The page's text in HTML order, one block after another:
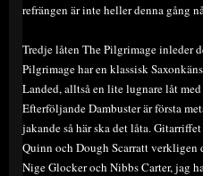
refrängen är inte heller denna gång
Tredje låten The Pilgrimage inleder
Pilgrimage har en klassisk
Landed, alltså en lite lugnare låt
Efterföljande Dambuster är första
jakande så här ska det låta.
Quinn och Dough Scarratt
Nige Glocker och Nibbs Carter, jag